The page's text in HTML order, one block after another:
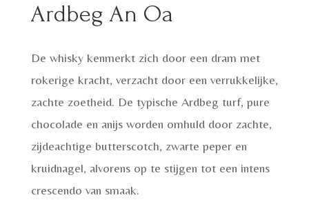
Ardbeg An Oa
De whisky kenmerkt zich door een dram met
rokerige kracht, verzacht door een verrukkelijke,
zachte zoetheid. De typische Ardbeg turf, pure
chocolade en anijs worden omhuld door zachte,
zijdeachtige butterscotch, zwarte peper en
kruidnagel, alvorens op te stijgen tot een intens
crescendo van smaak.